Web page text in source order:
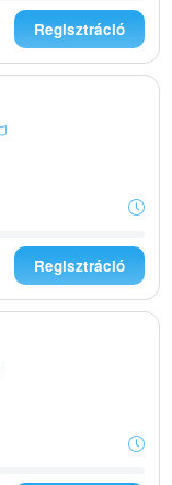
Regisztráció
Regisztráció